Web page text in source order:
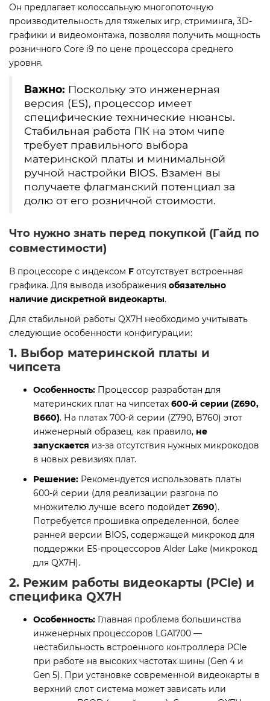
Он предлагает колоссальную многопоточную
производительность для тяжелых игр, стриминга, 3D-
графики и видеомонтажа, позволяя получить мощность
розничного Core i9 по цене процессора среднего
уровня.
Важно: Поскольку это инженерная
версия (ES), процессор имеет
специфические технические нюансы.
Стабильная работа ПК на этом чипе
требует правильного выбора
материнской платы и минимальной
ручной настройки BIOS. Взамен вы
получаете флагманский потенциал за
долю от его розничной стоимости.
Что нужно знать перед покупкой (Гайд по
совместимости)
В процессоре с индексом F отсутствует встроенная
графика. Для вывода изображения обязательно
наличие дискретной видеокарты.
Для стабильной работы QX7H необходимо учитывать
следующие особенности конфигурации:
1. Выбор материнской платы и
чипсета
Особенность: Процессор разработан для
материнских плат на чипсетах 600-й серии (Z690,
B660). На платах 700-й серии (Z790, B760) этот
инженерный образец, как правило, не
запускается из-за отсутствия нужных микрокодов
в новых ревизиях плат.
Решение: Рекомендуется использовать платы
600-й серии (для реализации разгона по
множителю лучше всего подойдет Z690).
Потребуется прошивка определенной, более
ранней версии BIOS, содержащей микрокод для
поддержки ES-процессоров Alder Lake (микрокод
для QX7H).
2. Режим работы видеокарты (PCIe) и
специфика QX7H
Особенность: Главная проблема большинства
инженерных процессоров LGA1700 —
нестабильность встроенного контроллера PCIe
при работе на высоких частотах шины (Gen 4 и
Gen 5). При установке современной видеокарты в
верхний слот система может зависать или